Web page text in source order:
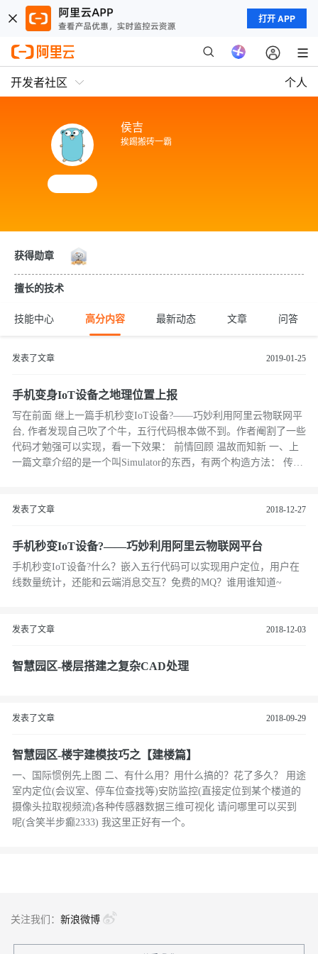
打开 APP
开发者社区 个人
侯吉
挨踢搬砖一霸
获得勋章
擅长的技术
技能中心 高分内容 最新动态 文章 问答
发表了文章 2019-01-25
手机变身IoT设备之地理位置上报
写在前面 继上一篇手机秒变IoT设备?——巧妙利用阿里云物联网平
台, 作者发现自己吹了个牛，五行代码根本做不到。作者阉割了一些
代码才勉强可以实现，看一下效果： 前情回顾 温故而知新 一、上
一篇文章介绍的是一个叫Simulator的东西，有两个构造方法： 传入
发表了文章 2018-12-27
手机秒变IoT设备?——巧妙利用阿里云物联网平台
手机秒变IoT设备?什么？嵌入五行代码可以实现用户定位，用户在
线数量统计，还能和云端消息交互？免费的MQ？谁用谁知道~
发表了文章 2018-12-03
智慧园区-楼层搭建之复杂CAD处理
发表了文章 2018-09-29
智慧园区-楼宇建模技巧之【建楼篇】
一、国际惯例先上图 二、有什么用？用什么搞的？花了多久？ 用途
室内定位(会议室、停车位查找等)安防监控(直接定位到某个楼道的
摄像头拉取视频流)各种传感器数据三维可视化 请问哪里可以买到
呢(含笑半步癫2333) 我这里正好有一个。
关注我们： 新浪微博